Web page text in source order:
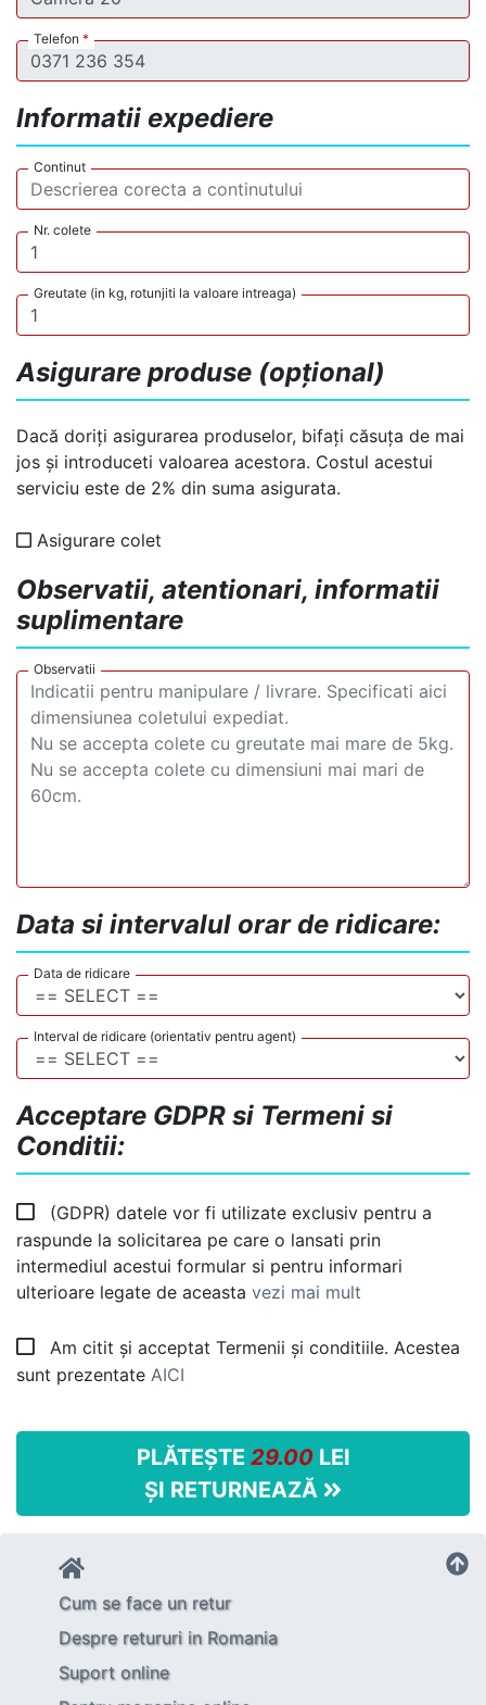
Telefon *
Informatii expediere
Continut
Nr. colete
Greutate (in kg, rotunjiti la valoare intreaga)
Asigurare produse (opțional)
Dacă doriți asigurarea produselor, bifați căsuța de mai
jos și introduceti valoarea acestora. Costul acestui
serviciu este de 2% din suma asigurata.
Asigurare colet
Observatii, atentionari, informatii
suplimentare
Observatii
Data si intervalul orar de ridicare:
Data de ridicare
Interval de ridicare (orientativ pentru agent)
Acceptare GDPR si Termeni si
Conditii:
(GDPR) datele vor fi utilizate exclusiv pentru a
raspunde la solicitarea pe care o lansati prin
intermediul acestui formular si pentru informari
ulterioare legate de aceasta vezi mai mult
Am citit și acceptat Termenii și conditiile. Acestea
sunt prezentate AICI
PLĂTEȘTE 29.00 LEI
ȘI RETURNEAZĂ
Cum se face un retur
Despre retururi in Romania
Suport online